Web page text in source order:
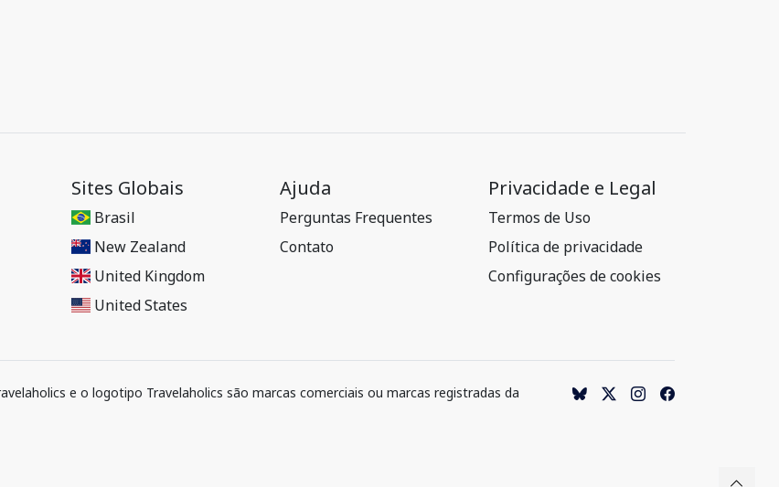
Sites Globais
Brasil
New Zealand
United Kingdom
United States
Ajuda
Perguntas Frequentes
Contato
Privacidade e Legal
Termos de Uso
Política de privacidade
Configurações de cookies
e o logotipo Travelaholics são marcas comerciais ou marcas registradas da